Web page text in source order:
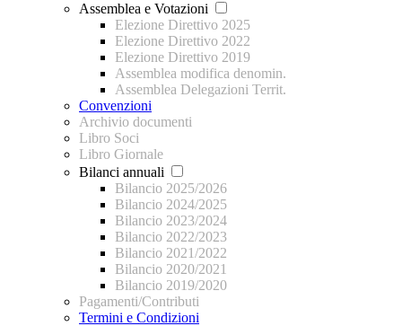
Assemblea e Votazioni
Elezione Direttivo 2025
Elezione Direttivo 2022
Elezione Direttivo 2019
Assemblea modifica denomin.
Assemblea Delegazioni Territ.
Convenzioni
Archivio documenti
Libro Soci
Libro Giornale
Bilanci annuali
Bilancio 2025/2026
Bilancio 2024/2025
Bilancio 2023/2024
Bilancio 2022/2023
Bilancio 2021/2022
Bilancio 2020/2021
Bilancio 2019/2020
Pagamenti/Contributi
Termini e Condizioni